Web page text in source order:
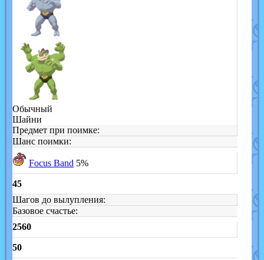
Обычный
Шайни
Предмет при поимке:
Шанс поимки:
Focus Band 5%
45
Шагов до вылупления:
Базовое счастье:
2560
50